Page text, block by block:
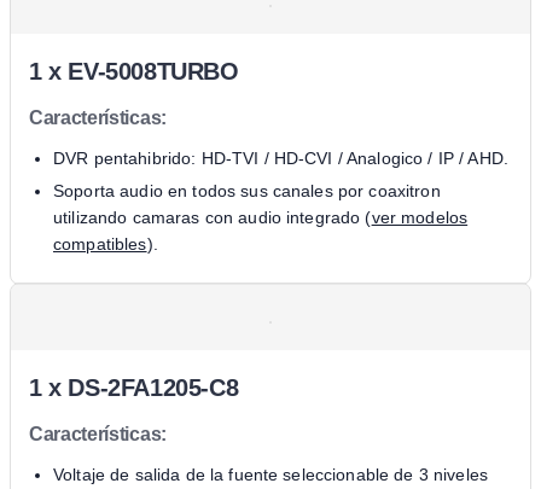
1 x EV-5008TURBO
Características:
DVR pentahibrido: HD-TVI / HD-CVI / Analogico / IP / AHD.
Soporta audio en todos sus canales por coaxitron
utilizando camaras con audio integrado (ver modelos
compatibles).
1 x DS-2FA1205-C8
Características:
Voltaje de salida de la fuente seleccionable de 3 niveles